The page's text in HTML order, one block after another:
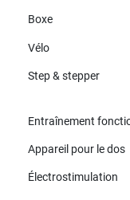
Boxe
Vélo
Step & stepper
Entraînement
Appareil pour le dos
Électrostimulation